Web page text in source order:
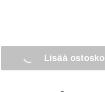
Lisää